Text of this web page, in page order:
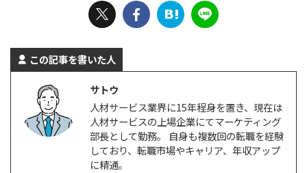
この記事を書いた人
サトウ
人材サービス業界に15年程身を置き、現在は
人材サービスの上場企業にてマーケティング
部長として勤務。 自身も複数回の転職を経験
しており、転職市場やキャリア、年収アップ
に精通。